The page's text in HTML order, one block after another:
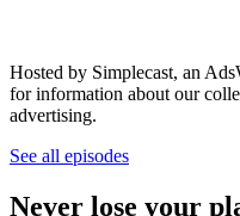
Hosted by Simplecast, an
for information about our
advertising.
See all episodes
Never lose your